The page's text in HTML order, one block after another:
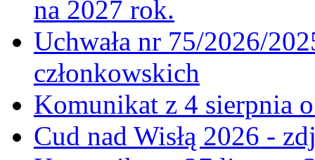
na 2027 rok.
Uchwała nr 75/2026/
członkowskich
Komunikat z 4 sierpnia
Cud nad Wisłą 2026 -